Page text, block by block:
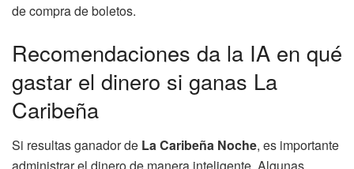
de compra de boletos.
Recomendaciones da la IA en qué
gastar el dinero si ganas La
Caribeña
Si resultas ganador de La Caribeña Noche, es importante
administrar el dinero de manera inteligente. Algunas